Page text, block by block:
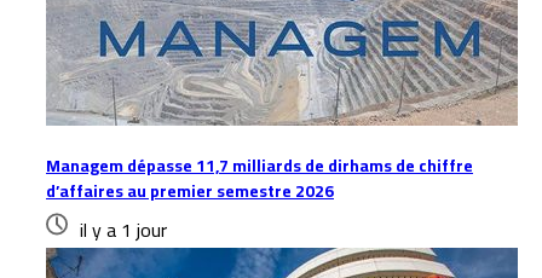
Managem dépasse 11,7 milliards de dirhams de chiffre
d’affaires au premier semestre 2026
il y a 1 jour